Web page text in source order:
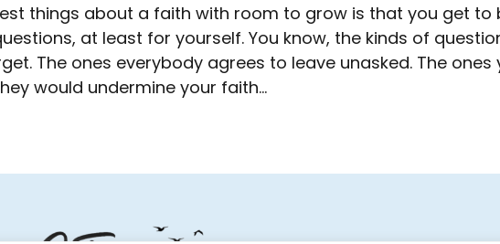
things about a faith with room to grow is that you get to
at least for yourself. You know, the kinds of
The ones everybody agrees to leave unasked. The ones
would undermine your faith…